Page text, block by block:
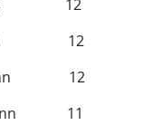
12
12
12
11